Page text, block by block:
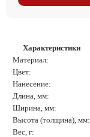
Характеристики
Материал:
Цвет:
Нанесение:
Длина, мм:
Ширина, мм:
Высота (толщина), мм:
Вес, г: